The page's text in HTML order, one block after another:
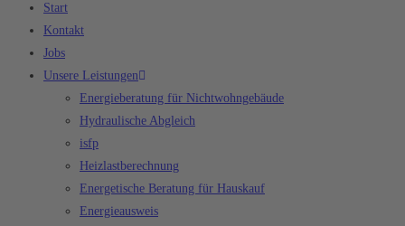
Start
Kontakt
Jobs
Unsere Leistungen
Energieberatung für Nichtwohngebäude
Hydraulische Abgleich
isfp
Heizlastberechnung
Energetische Beratung für Hauskauf
Energieausweis